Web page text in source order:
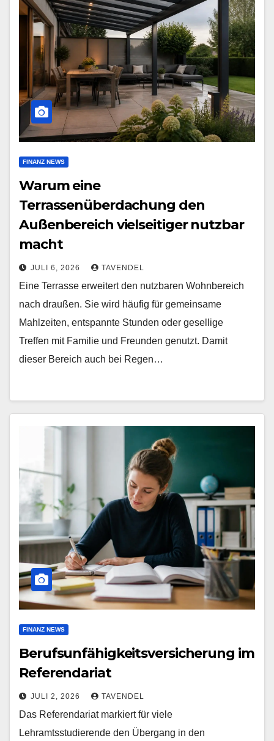
FINANZ NEWS
Warum eine
Terrassenüberdachung den
Außenbereich vielseitiger nutzbar
macht
JULI 6, 2026 TAVENDEL
Eine Terrasse erweitert den nutzbaren Wohnbereich
nach draußen. Sie wird häufig für gemeinsame
Mahlzeiten, entspannte Stunden oder gesellige
Treffen mit Familie und Freunden genutzt. Damit
dieser Bereich auch bei Regen…
FINANZ NEWS
Berufsunfähigkeitsversicherung im
Referendariat
JULI 2, 2026 TAVENDEL
Das Referendariat markiert für viele
Lehramtsstudierende den Übergang in den